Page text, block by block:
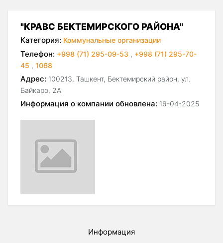
"КРАВС БЕКТЕМИРСКОГО РАЙОНА"
Категория: Коммунальные организации
Телефон: +998 (71) 295-09-53 , +998 (71) 295-70-
45 , 1068
Адрес: 100213, Ташкент, Бектемирский район, ул.
Байкаро, 2А
Информация о компании обновлена: 16-04-2025
Информация